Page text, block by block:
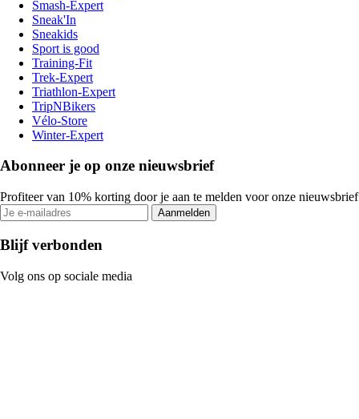
Smash-Expert
Sneak'In
Sneakids
Sport is good
Training-Fit
Trek-Expert
Triathlon-Expert
TripNBikers
Vélo-Store
Winter-Expert
Abonneer je op onze nieuwsbrief
Profiteer van 10% korting door je aan te melden voor onze nieuwsbrief
Aanmelden
Blijf verbonden
Volg ons op sociale media